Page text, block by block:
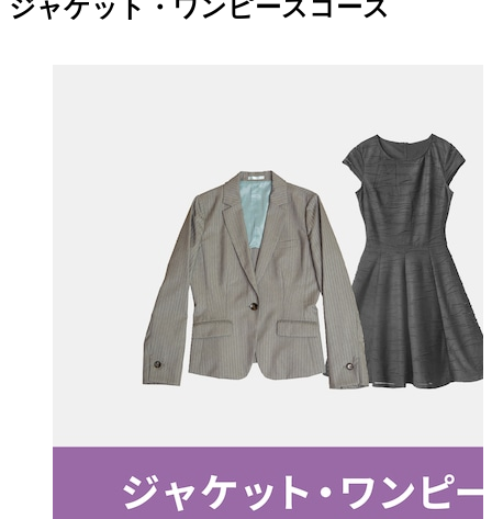
ジャケット・ワンピースコース